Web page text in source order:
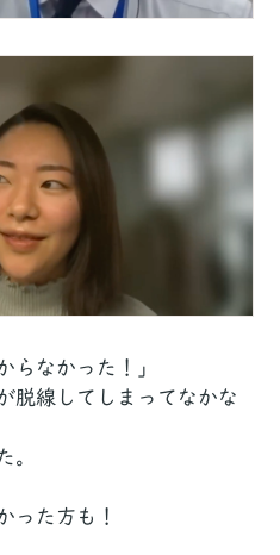
らなかった！」
脱線してしまってなかな
。
った方も！